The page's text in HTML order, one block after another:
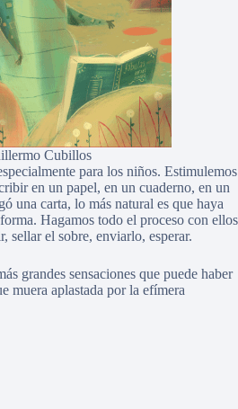
Cubillos
para los niños. Estimulemos
en un papel, en un cuaderno, en un
una carta, lo más natural es que haya
Hagamos todo el proceso con ellos
sellar el sobre, enviarlo, esperar.
grandes sensaciones que puede haber
muera aplastada por la efímera